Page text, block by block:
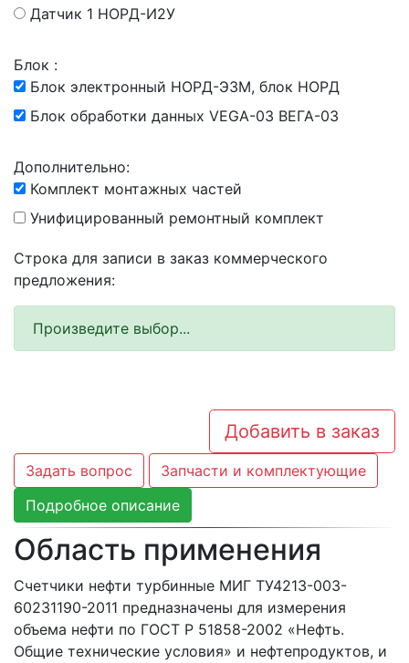
Датчик 1 НОРД-И2У
Блок :
Блок электронный НОРД-Э3М, блок НОРД
Блок обработки данных VEGA-03 ВЕГА-03
Дополнительно:
Комплект монтажных частей
Унифицированный ремонтный комплект
Строка для записи в заказ коммерческого
предложения:
Произведите выбор...
Добавить в заказ
Задать вопрос
Запчасти и комплектующие
Подробное описание
Область применения
Счетчики нефти турбинные МИГ ТУ4213-003-
60231190-2011 предназначены для измерения
объема нефти по ГОСТ Р 51858-2002 «Нефть.
Общие технические условия» и нефтепродуктов, и